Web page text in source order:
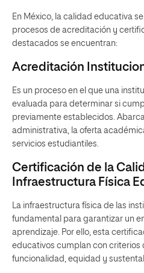
En México, la calidad educativa
procesos de acreditación y
destacados se encuentran:
Acreditación
Es un proceso en el que una
evaluada para determinar si
previamente establecidos.
administrativa, la oferta
servicios estudiantiles.
Certificación de la
Infraestructura Física
La infraestructura física de las
fundamental para garantizar un
aprendizaje. Por ello, esta
educativos cumplan con criterios
funcionalidad, equidad y